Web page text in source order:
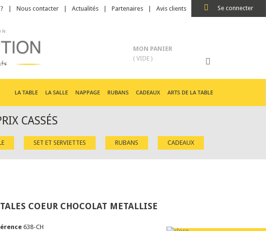
Se connecter
Nous contacter Actualités Partenaires Avis clients
MON PANIER
( VIDE )
LA TABLE LA SALLE NAPPAGE RUBANS CADEAUX ARTS DE LA TABLE
CASSÉS
SET ET SERVIETTES RUBANS CADEAUX
COEUR CHOCOLAT METALLISE
638-CH